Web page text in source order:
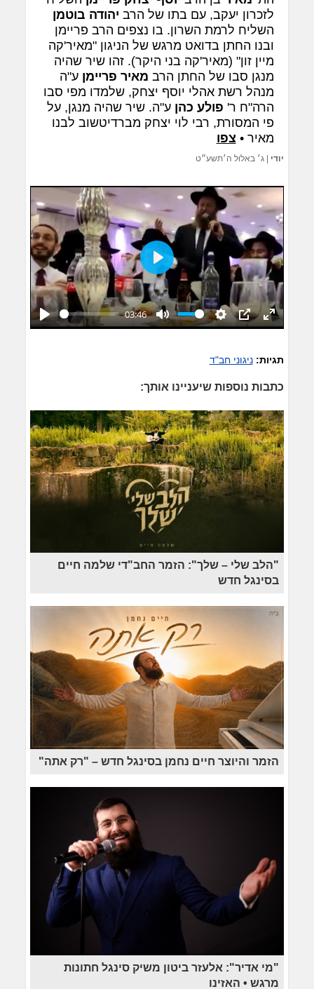
לזכרון יעקב, עם בתו של הרב יהודה בוטמן
השליח לרמת השרון. בו נצפים הרב פריימן
ובנו החתן בדואט מרגש של הניגון "מאיר'קה
מיין זון" (מאיר'קה בני היקר). זהו שיר שהיה
מנגן סבו של החתן הרב מאיר פריימן ע"ה
מנהל רשת אהלי יוסף יצחק, שלמדו מפי סבו
הרה"ח ר' פולע כהן ע"ה. שיר שהיה מנגן, על
פי המסורת, רבי לוי יצחק מברדיטשוב לבנו
מאיר • צפו
יודי |ג׳ באלול ה׳תשע״ט
Play
03:46
Mute Settings PIPEnter
Play
תגיות:ניגוני חב"ד
כתבות נוספות שיעניינו אותך:
"הלב שלי – שלך": הזמר החב"די שלמה חיים
בסינגל חדש
הזמר והיוצר חיים נחמן בסינגל חדש – "רק אתה"
"מי אדיר": אלעזר ביטון משיק סינגל חתונות
מרגש • האזינו